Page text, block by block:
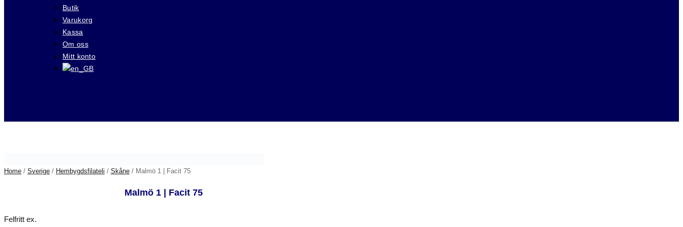
Butik
Varukorg
Kassa
Om oss
Mitt konto
Home / Sverige / Hembygdsfilateli / Skåne / Malmö 1 | Facit 75
Malmö 1 | Facit 75
Felfritt ex.